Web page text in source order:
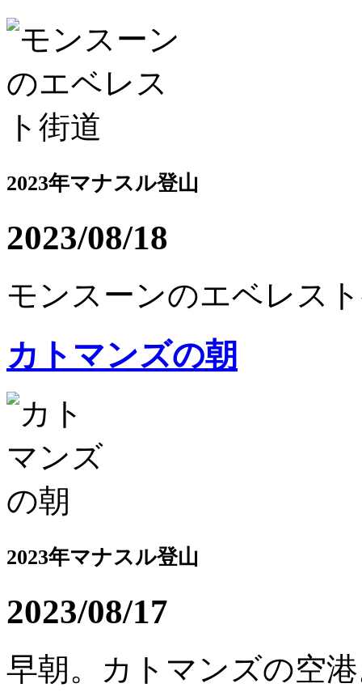
2023年マナスル登山
2023/08/18
モンスーンのエベレス
カトマンズの朝
2023年マナスル登山
2023/08/17
早朝。カトマンズの空